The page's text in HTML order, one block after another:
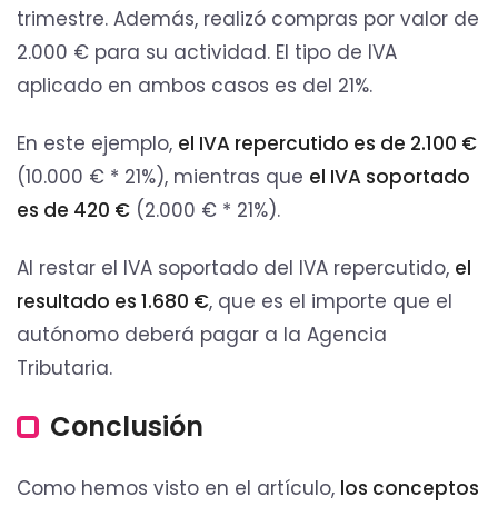
trimestre. Además, realizó compras por valor de
2.000 € para su actividad. El tipo de IVA
aplicado en ambos casos es del 21%.
En este ejemplo, el IVA repercutido es de 2.100 €
(10.000 € * 21%), mientras que el IVA soportado
es de 420 € (2.000 € * 21%).
Al restar el IVA soportado del IVA repercutido, el
resultado es 1.680 €, que es el importe que el
autónomo deberá pagar a la Agencia
Tributaria.
Conclusión
Como hemos visto en el artículo, los conceptos